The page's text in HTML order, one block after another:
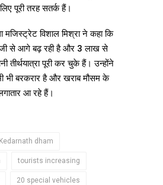
पूरी तरह सतर्क हैं।
मजिस्ट्रेट विशाल मिश्रा ने कहा कि
से आगे बढ़ रही है और 3 लाख से
तीर्थयात्रा पूरी कर चुके हैं। उन्होंने
भी बरकरार है और खराब मौसम के
आ रहे हैं।
Kedarnath dham
tourists increasing
20 special vehicles